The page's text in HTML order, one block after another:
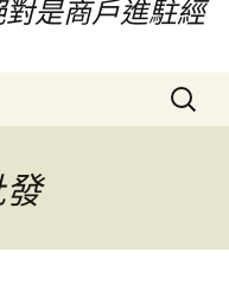
是商戶進駐經
搜
尋